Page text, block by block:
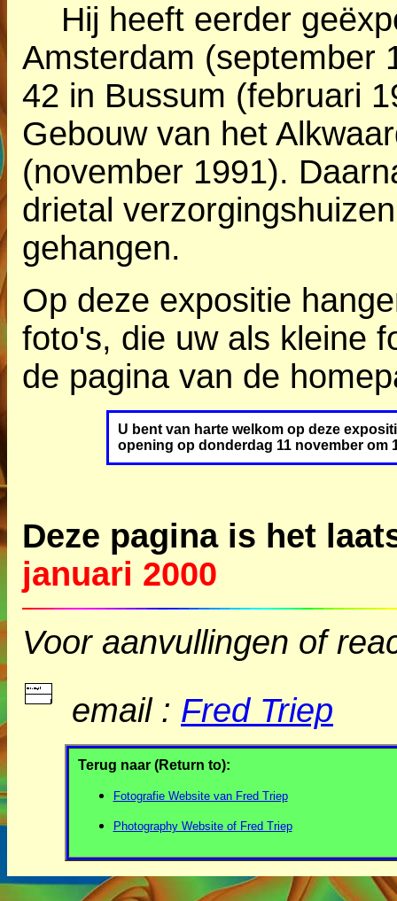
Hij heeft eerder
Amsterdam (september
42 in Bussum (februari
Gebouw van het
(november 1991).
drietal
gehangen.
Op deze expositie
foto's, die uw als kleine
de pagina van de
U bent van harte welkom op deze
opening op donderdag 11 november om
Deze pagina is het
januari 2000
Voor aanvullingen of
email : Fred Triep
Terug naar (Return to):
Fotografie Website van Fred Triep
Photography Website of Fred Triep